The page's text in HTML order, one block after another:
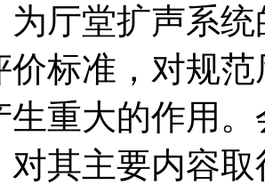
为厅堂扩声系
价标准，对规
生重大的作用
对其主要内容